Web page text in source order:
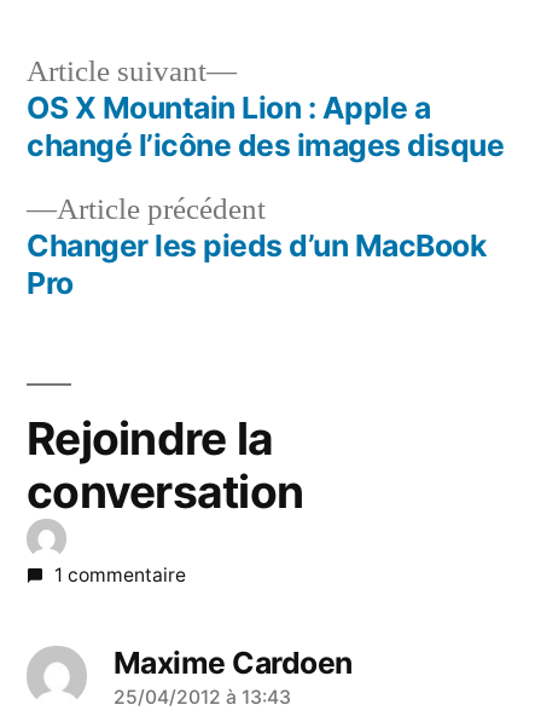
Navigation
l’article
Article précédentArticle
précédent :
Changer les pieds d’un MacBook
Pro
Article suivant
Article
suivant :
OS X Mountain Lion : Apple a
changé l’icône des images disque
Rejoindre la
conversation
1 commentaire
Maxime Cardoen
a
25/04/2012 à 13:43